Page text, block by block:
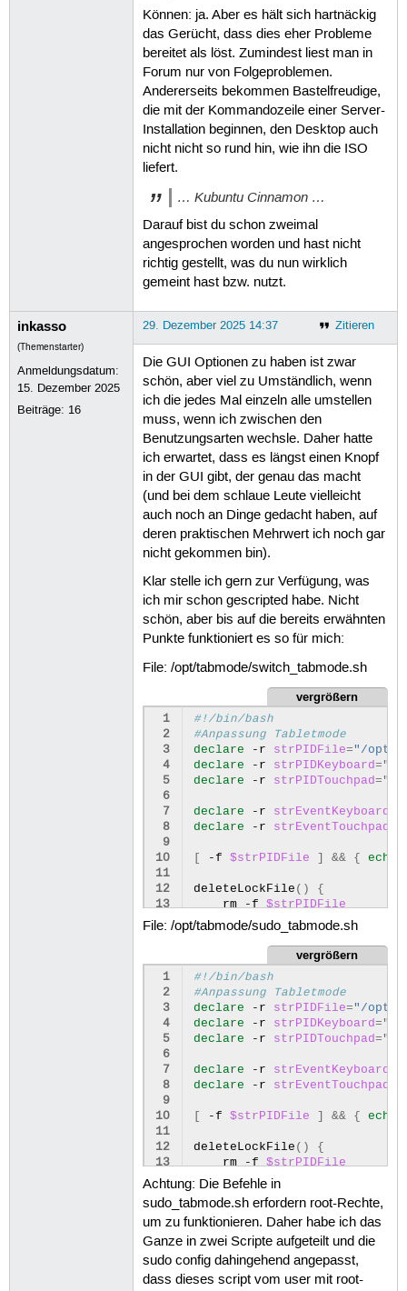
Können: ja. Aber es hält sich hartnäckig
das Gerücht, dass dies eher Probleme
bereitet als löst. Zumindest liest man in
Forum nur von Folgeproblemen.
Andererseits bekommen Bastelfreudige,
die mit der Kommandozeile einer Server-
Installation beginnen, den Desktop auch
nicht nicht so rund hin, wie ihn die ISO
liefert.
… Kubuntu Cinnamon …
Darauf bist du schon zweimal
angesprochen worden und hast nicht
richtig gestellt, was du nun wirklich
gemeint hast bzw. nutzt.
inkasso
(Themenstarter)
Anmeldungsdatum:
15. Dezember 2025
Beiträge: 16
Zitieren
29. Dezember 2025 14:37
Die GUI Optionen zu haben ist zwar
schön, aber viel zu Umständlich, wenn
ich die jedes Mal einzeln alle umstellen
muss, wenn ich zwischen den
Benutzungsarten wechsle. Daher hatte
ich erwartet, dass es längst einen Knopf
in der GUI gibt, der genau das macht
(und bei dem schlaue Leute vielleicht
auch noch an Dinge gedacht haben, auf
deren praktischen Mehrwert ich noch gar
nicht gekommen bin).
Klar stelle ich gern zur Verfügung, was
ich mir schon gescripted habe. Nicht
schön, aber bis auf die bereits erwähnten
Punkte funktioniert es so für mich:
File: /opt/tabmode/switch_tabmode.sh
vergrößern
1
2
3
4
5
6
7
8
9
10
11
12
13
14
17
18
19
20
21
22
23
24
25
26
27
28
29
30
31
32
34
35
36
37
#!/bin/bash
#Anpassung Tabletmode
declare
-r strPIDFile="/opt/
declare
-r strPIDKeyboard="/
declare
-r strPIDTouchpad="/
declare -r strEventKeyboard
declare
-r strEventTouchpad
-f $strPIDFile && { echo
deleteLockFile ()
{
rm -f $strPIDFile
}
"deleteLockFile ; exit
echo $$ > $strPIDFile
if [ -f $strPIDKeyboard ] ||
sudo
/opt/tabmode/
gsettings set
gdbus
call --session --dest
gsettings set
sudo
fi
waydroid session stop
deleteLockFile
#sleep 5
File: /opt/tabmode/sudo_tabmode.sh
vergrößern
1
2
3
4
5
6
7
8
9
10
11
12
13
14
16
17
18
19
21
#!/bin/bash
#Anpassung Tabletmode
declare
-r strPIDFile="/opt/
declare
-r strPIDKeyboard="/
declare
-r strPIDTouchpad="/
declare -r strEventKeyboard
declare
-r strEventTouchpad
-f $strPIDFile && { echo
deleteLockFile ()
{
rm -f $strPIDFile
}
trap "deleteLockFile ; exit
echo $$ > $strPIDFile
if -f $strPIDKeyboard
if [ -f $strPIDKeyboard
Achtung: Die Befehle in
sudo_tabmode.sh erfordern root-Rechte,
um zu funktionieren. Daher habe ich das
Ganze in zwei Scripte aufgeteilt und die
sudo config dahingehend angepasst,
dass dieses script vom user mit root-